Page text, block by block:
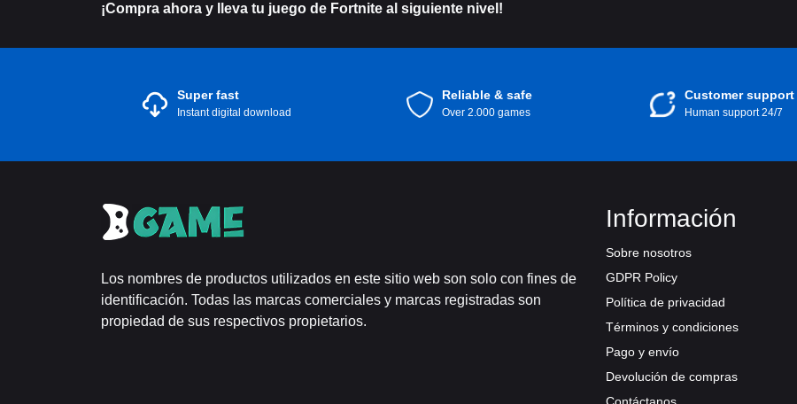
¡Compra ahora y lleva tu juego de Fortnite al siguiente nivel!
Super fast
Instant digital download
Reliable & safe
Over 2.000 games
Customer support
Human support 24/7
Los nombres de productos utilizados en este sitio web son solo con fines de
identificación. Todas las marcas comerciales y marcas registradas son
propiedad de sus respectivos propietarios.
Información
Sobre nosotros
GDPR Policy
Política de privacidad
Términos y condiciones
Pago y envío
Devolución de compras